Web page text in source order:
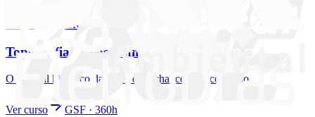
CREA · 360h
Topografia e Sensoriamento Remoto
O vertical histórico da GSF, com chancela do conselho.
Ver curso GSF · 360h